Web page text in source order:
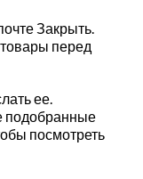
Закрыть.
перед
ее.
подобранные
посмотреть